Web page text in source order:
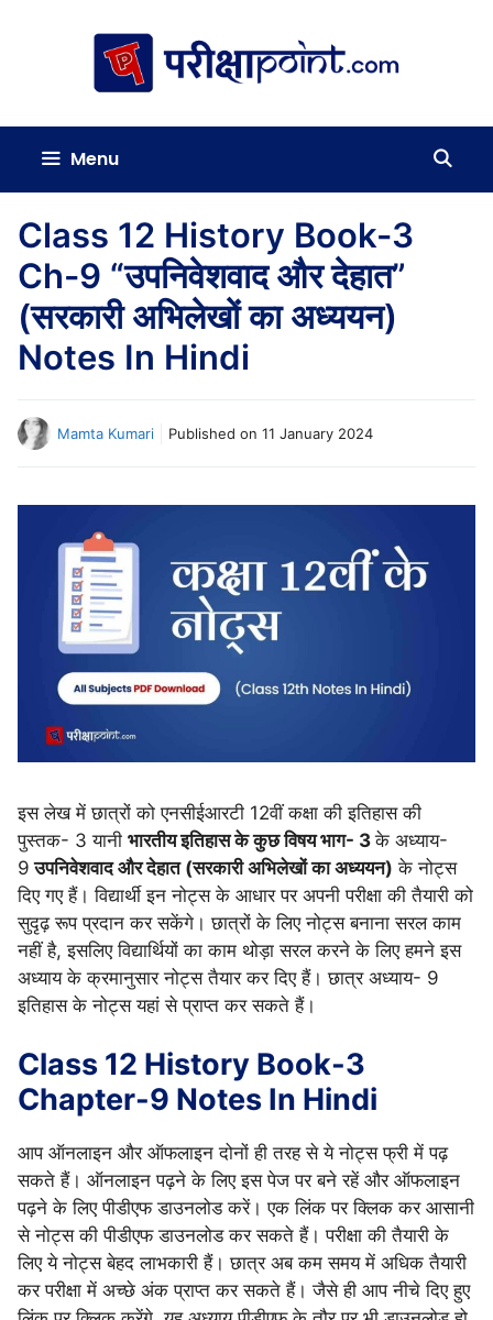
Menu
Class 12 History Book-3
Ch-9 “उपनिवेशवाद और देहात”
(सरकारी अभिलेखों का अध्ययन)
Notes In Hindi
Mamta Kumari Published on 11 January 2024
इस लेख में छात्रों को एनसीईआरटी 12वीं कक्षा की इतिहास की
पुस्तक- 3 यानी भारतीय इतिहास के कुछ विषय भाग- 3के अध्याय-
9 उपनिवेशवाद और देहात (सरकारी अभिलेखों का अध्ययन) के नोट्स
दिए गए हैं। विद्यार्थी इन नोट्स के आधार पर अपनी परीक्षा की तैयारी को
सुदृढ़ रूप प्रदान कर सकेंगे। छात्रों के लिए नोट्स बनाना सरल काम
नहीं है, इसलिए विद्यार्थियों का काम थोड़ा सरल करने के लिए हमने इस
अध्याय के क्रमानुसार नोट्स तैयार कर दिए हैं। छात्र अध्याय- 9
इतिहास के नोट्स यहां से प्राप्त कर सकते हैं।
Class 12 History Book-3
Chapter-9 Notes In Hindi
आप ऑनलाइन और ऑफलाइन दोनों ही तरह से ये नोट्स फ्री में पढ़
सकते हैं। ऑनलाइन पढ़ने के लिए इस पेज पर बने रहें और ऑफलाइन
पढ़ने के लिए पीडीएफ डाउनलोड करें। एक लिंक पर क्लिक कर आसानी
से नोट्स की पीडीएफ डाउनलोड कर सकते हैं। परीक्षा की तैयारी के
लिए ये नोट्स बेहद लाभकारी हैं। छात्र अब कम समय में अधिक तैयारी
कर परीक्षा में अच्छे अंक प्राप्त कर सकते हैं। जैसे ही आप नीचे दिए हुए